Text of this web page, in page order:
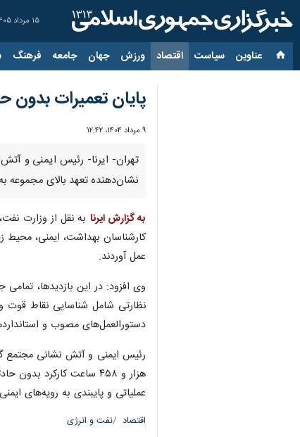
۱۵ مرداد ۱۴۰۵
عناوین‌ سیاست اقتصاد ورزش جهان جامعه فرهنگ
پایان تعمیرات بدون حادثه در ۵
۹ مرداد ۱۴۰۴، ۱۲:۴۲
تهران- ایرنا- رئیس ایمنی و
نشان‌دهنده تعهد بالای مجموعه
به گزارش ایرنا به نقل از وزارت نفت،
کارشناسان بهداشت، ایمنی، محیط
عمل آوردند.
وی افزود: در این بازدیدها،
نظارتی شامل شناسایی نقاط قوت
دستورالعمل‌های مصوب و
عملیاتی و پایبندی به رویه‌های
اقتصاد نفت و انرژی